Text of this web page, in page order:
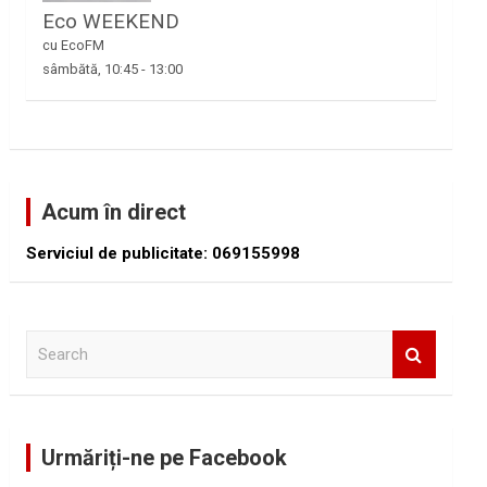
Eco WEEKEND
cu EcoFM
sâmbătă, 10:45 - 13:00
Acum în direct
Serviciul de publicitate: 069155998
Urmăriți-ne pe Facebook